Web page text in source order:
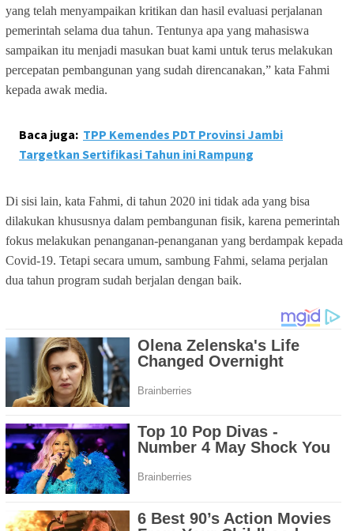
yang telah menyampaikan kritikan dan hasil evaluasi perjalanan
pemerintah selama dua tahun. Tentunya apa yang mahasiswa
sampaikan itu menjadi masukan buat kami untuk terus melakukan
percepatan pembangunan yang sudah direncanakan,” kata Fahmi
kepada awak media.
Baca juga: TPP Kemendes PDT Provinsi Jambi
Targetkan Sertifikasi Tahun ini Rampung
Di sisi lain, kata Fahmi, di tahun 2020 ini tidak ada yang bisa
dilakukan khususnya dalam pembangunan fisik, karena pemerintah
fokus melakukan penanganan-penanganan yang berdampak kepada
Covid-19. Tetapi secara umum, sambung Fahmi, selama perjalan
dua tahun program sudah berjalan dengan baik.